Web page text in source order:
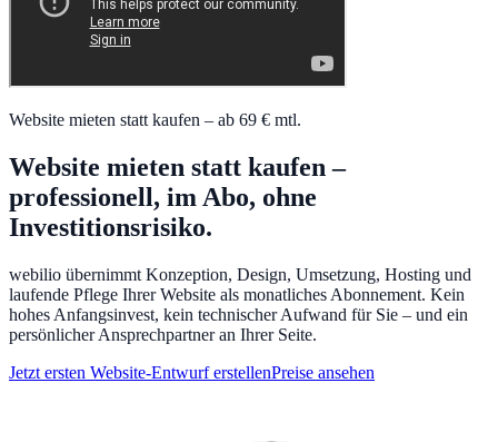
Website mieten statt kaufen – ab 69 € mtl.
Website mieten statt kaufen –
professionell, im Abo, ohne
Investitionsrisiko.
webilio übernimmt Konzeption, Design, Umsetzung, Hosting und
laufende Pflege Ihrer Website als monatliches Abonnement. Kein
hohes Anfangsinvest, kein technischer Aufwand für Sie – und ein
persönlicher Ansprechpartner an Ihrer Seite.
Jetzt ersten Website-Entwurf erstellenPreise ansehen